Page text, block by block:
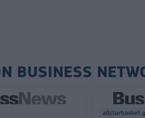
BUSINESS